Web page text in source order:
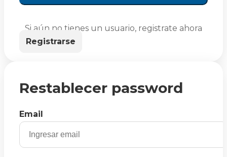
Si aún no tienes un usuario, registrate ahora
Registrarse
Restablecer password
Email